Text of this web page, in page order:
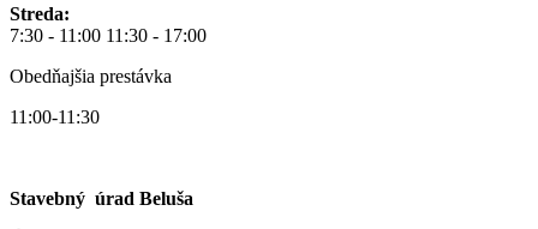
Streda:
7:30 - 11:00 11:30 - 17:00
Obedňajšia prestávka
11:00-11:30
Stavebný úrad Beluša